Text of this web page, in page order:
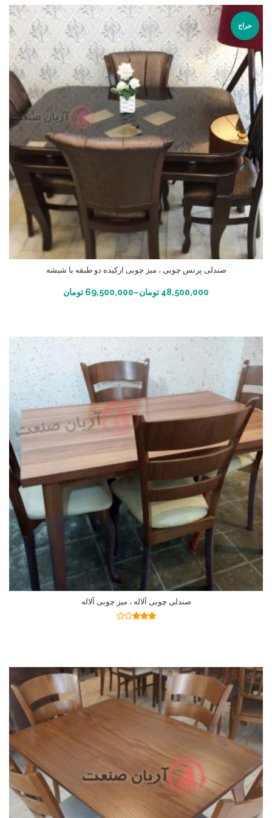
حراج
صندلی پرنس چوبی ، میز چوبی ارکیده دو طبقه با شیشه
48,500,000 تومان–
69,500,000 تومان انتخاب گزینه ها
صندلی چوبی آلاله ، میز چوبی آلاله
اطلاعات بیشتر